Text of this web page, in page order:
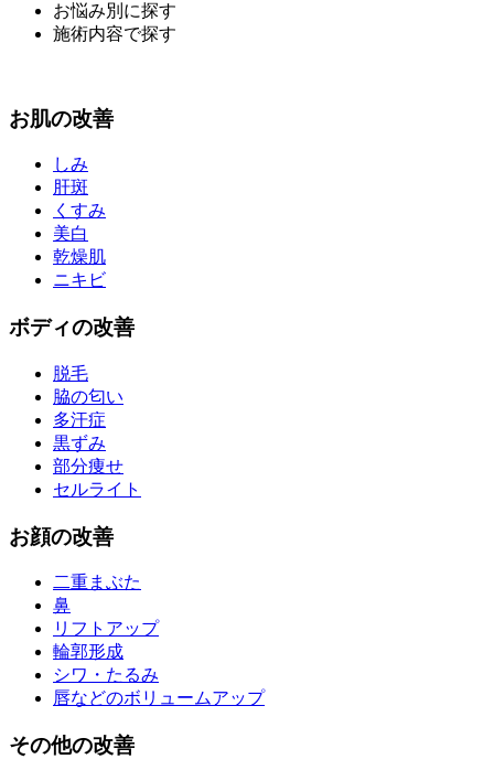
お悩み別に探す
施術内容で探す
お肌の改善
しみ
肝斑
くすみ
美白
乾燥肌
ニキビ
ボディの改善
脱毛
脇の匂い
多汗症
黒ずみ
部分痩せ
セルライト
お顔の改善
二重まぶた
鼻
リフトアップ
輪郭形成
シワ・たるみ
唇などのボリュームアップ
その他の改善